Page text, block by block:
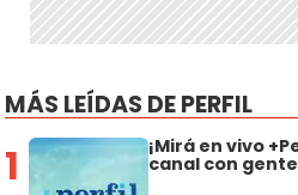
MÁS LEÍDAS DE PERFIL
1 ¡Mirá en vivo
canal con